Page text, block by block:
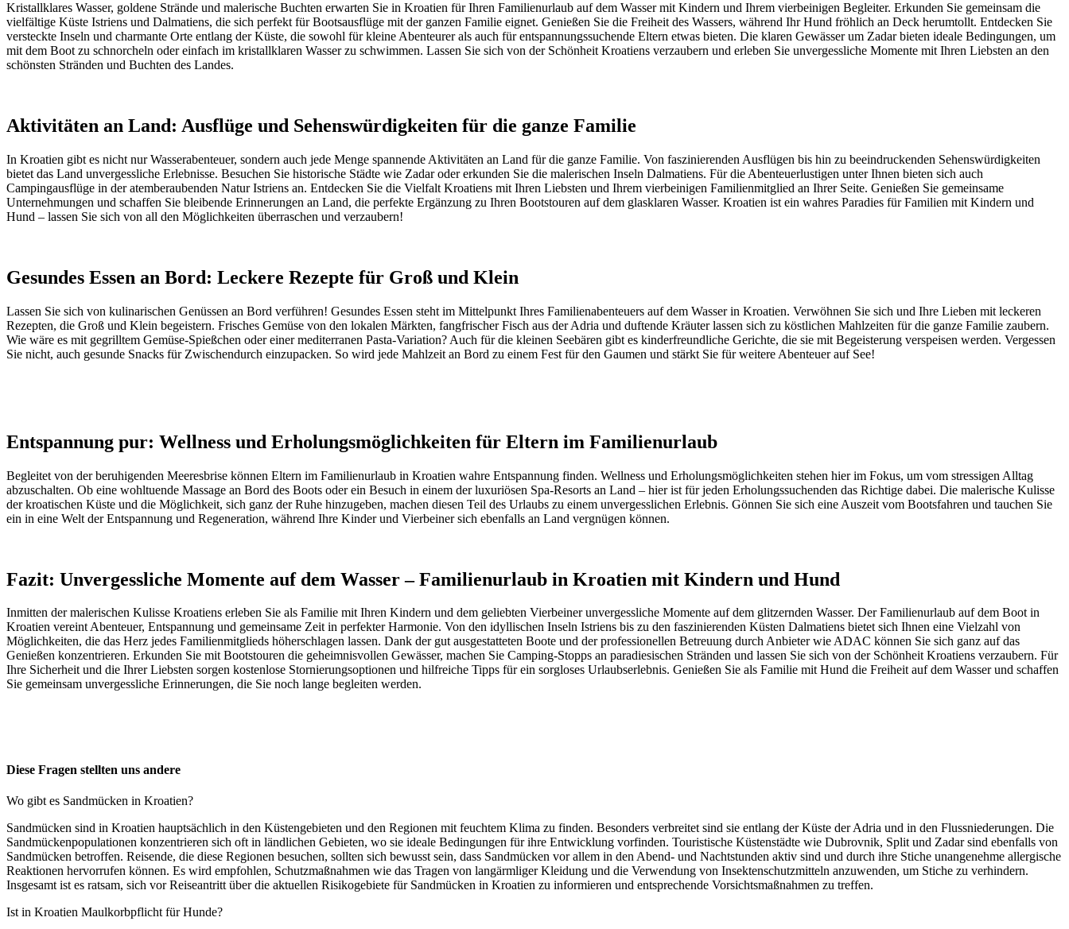
Kristallklares Wasser, goldene Strände und malerische Buchten erwarten Sie in Kroatien für Ihren Familienurlaub auf dem Wasser mit Kindern und Ihrem vierbeinigen Begleiter. Erkunden Sie gemeinsam die
vielfältige Küste Istriens und Dalmatiens, die sich perfekt für Bootsausflüge mit der ganzen Familie eignet. Genießen Sie die Freiheit des Wassers, während Ihr Hund fröhlich an Deck herumtollt. Entdecken Sie
versteckte Inseln und charmante Orte entlang der Küste, die sowohl für kleine Abenteurer als auch für entspannungssuchende Eltern etwas bieten. Die klaren Gewässer um Zadar bieten ideale Bedingungen, um
mit dem Boot zu schnorcheln oder einfach im kristallklaren Wasser zu schwimmen. Lassen Sie sich von der Schönheit Kroatiens verzaubern und erleben Sie unvergessliche Momente mit Ihren Liebsten an den
schönsten Stränden und Buchten des Landes.
Aktivitäten an Land: Ausflüge und Sehenswürdigkeiten für die ganze Familie
In Kroatien gibt es nicht nur Wasserabenteuer, sondern auch jede Menge spannende Aktivitäten an Land für die ganze Familie. Von faszinierenden Ausflügen bis hin zu beeindruckenden Sehenswürdigkeiten
bietet das Land unvergessliche Erlebnisse. Besuchen Sie historische Städte wie Zadar oder erkunden Sie die malerischen Inseln Dalmatiens. Für die Abenteuerlustigen unter Ihnen bieten sich auch
Campingausflüge in der atemberaubenden Natur Istriens an. Entdecken Sie die Vielfalt Kroatiens mit Ihren Liebsten und Ihrem vierbeinigen Familienmitglied an Ihrer Seite. Genießen Sie gemeinsame
Unternehmungen und schaffen Sie bleibende Erinnerungen an Land, die perfekte Ergänzung zu Ihren Bootstouren auf dem glasklaren Wasser. Kroatien ist ein wahres Paradies für Familien mit Kindern und
Hund – lassen Sie sich von all den Möglichkeiten überraschen und verzaubern!
Gesundes Essen an Bord: Leckere Rezepte für Groß und Klein
Lassen Sie sich von kulinarischen Genüssen an Bord verführen! Gesundes Essen steht im Mittelpunkt Ihres Familienabenteuers auf dem Wasser in Kroatien. Verwöhnen Sie sich und Ihre Lieben mit leckeren
Rezepten, die Groß und Klein begeistern. Frisches Gemüse von den lokalen Märkten, fangfrischer Fisch aus der Adria und duftende Kräuter lassen sich zu köstlichen Mahlzeiten für die ganze Familie zaubern.
Wie wäre es mit gegrilltem Gemüse-Spießchen oder einer mediterranen Pasta-Variation? Auch für die kleinen Seebären gibt es kinderfreundliche Gerichte, die sie mit Begeisterung verspeisen werden. Vergessen
Sie nicht, auch gesunde Snacks für Zwischendurch einzupacken. So wird jede Mahlzeit an Bord zu einem Fest für den Gaumen und stärkt Sie für weitere Abenteuer auf See!
Entspannung pur: Wellness und Erholungsmöglichkeiten für Eltern im Familienurlaub
Begleitet von der beruhigenden Meeresbrise können Eltern im Familienurlaub in Kroatien wahre Entspannung finden. Wellness und Erholungsmöglichkeiten stehen hier im Fokus, um vom stressigen Alltag
abzuschalten. Ob eine wohltuende Massage an Bord des Boots oder ein Besuch in einem der luxuriösen Spa-Resorts an Land – hier ist für jeden Erholungssuchenden das Richtige dabei. Die malerische Kulisse
der kroatischen Küste und die Möglichkeit, sich ganz der Ruhe hinzugeben, machen diesen Teil des Urlaubs zu einem unvergesslichen Erlebnis. Gönnen Sie sich eine Auszeit vom Bootsfahren und tauchen Sie
ein in eine Welt der Entspannung und Regeneration, während Ihre Kinder und Vierbeiner sich ebenfalls an Land vergnügen können.
Fazit: Unvergessliche Momente auf dem Wasser – Familienurlaub in Kroatien mit Kindern und Hund
Inmitten der malerischen Kulisse Kroatiens erleben Sie als Familie mit Ihren Kindern und dem geliebten Vierbeiner unvergessliche Momente auf dem glitzernden Wasser. Der Familienurlaub auf dem Boot in
Kroatien vereint Abenteuer, Entspannung und gemeinsame Zeit in perfekter Harmonie. Von den idyllischen Inseln Istriens bis zu den faszinierenden Küsten Dalmatiens bietet sich Ihnen eine Vielzahl von
Möglichkeiten, die das Herz jedes Familienmitglieds höherschlagen lassen. Dank der gut ausgestatteten Boote und der professionellen Betreuung durch Anbieter wie ADAC können Sie sich ganz auf das
Genießen konzentrieren. Erkunden Sie mit Bootstouren die geheimnisvollen Gewässer, machen Sie Camping-Stopps an paradiesischen Stränden und lassen Sie sich von der Schönheit Kroatiens verzaubern. Für
Ihre Sicherheit und die Ihrer Liebsten sorgen kostenlose Stornierungsoptionen und hilfreiche Tipps für ein sorgloses Urlaubserlebnis. Genießen Sie als Familie mit Hund die Freiheit auf dem Wasser und schaffen
Sie gemeinsam unvergessliche Erinnerungen, die Sie noch lange begleiten werden.
Diese Fragen stellten uns andere
Wo gibt es Sandmücken in Kroatien?
Sandmücken sind in Kroatien hauptsächlich in den Küstengebieten und den Regionen mit feuchtem Klima zu finden. Besonders verbreitet sind sie entlang der Küste der Adria und in den Flussniederungen. Die
Sandmückenpopulationen konzentrieren sich oft in ländlichen Gebieten, wo sie ideale Bedingungen für ihre Entwicklung vorfinden. Touristische Küstenstädte wie Dubrovnik, Split und Zadar sind ebenfalls von
Sandmücken betroffen. Reisende, die diese Regionen besuchen, sollten sich bewusst sein, dass Sandmücken vor allem in den Abend- und Nachtstunden aktiv sind und durch ihre Stiche unangenehme allergische
Reaktionen hervorrufen können. Es wird empfohlen, Schutzmaßnahmen wie das Tragen von langärmliger Kleidung und die Verwendung von Insektenschutzmitteln anzuwenden, um Stiche zu verhindern.
Insgesamt ist es ratsam, sich vor Reiseantritt über die aktuellen Risikogebiete für Sandmücken in Kroatien zu informieren und entsprechende Vorsichtsmaßnahmen zu treffen.
Ist in Kroatien Maulkorbpflicht für Hunde?